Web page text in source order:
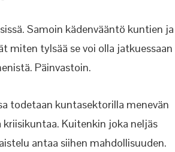
Samoin kädenvääntö kuntien ja
miten tylsää se voi olla jatkuessaan
Päinvastoin.
todetaan kuntasektorilla menevän
Kuitenkin joka neljäs
antaa siihen mahdollisuuden.